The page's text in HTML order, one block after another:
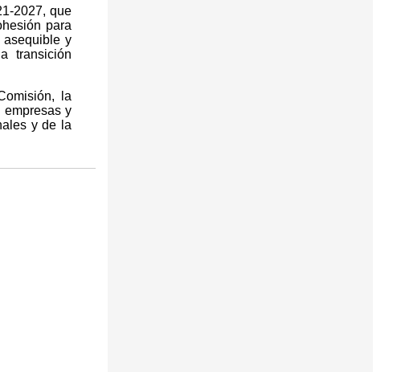
2027, que
para
y
transición
la
y
y de la